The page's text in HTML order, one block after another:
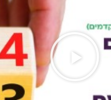
וידאו